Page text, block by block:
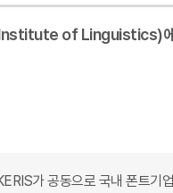
of Linguistics)에
가 공동으로 국내 폰트